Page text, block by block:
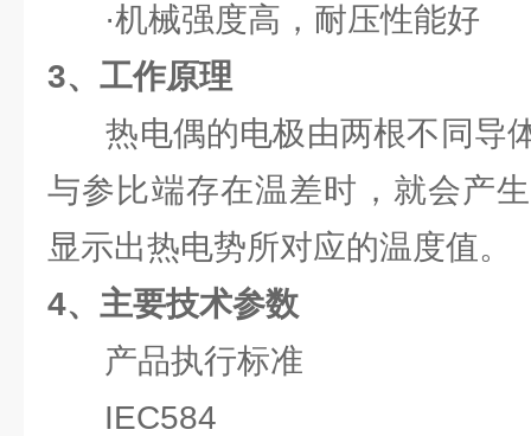
·机械强度高，耐压性能好
3、工作原理
热电偶的电极由两根不同导
与参比端存在温差时，就会产
显示出热电势所对应的温度值。
4、主要技术参数
产品执行标准
IEC584